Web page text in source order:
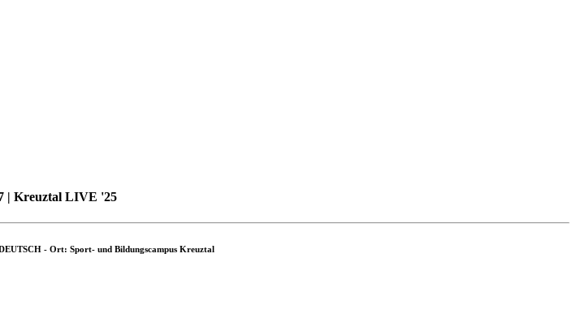
| Kreuztal LIVE '25
- Ort: Sport- und Bildungscampus Kreuztal